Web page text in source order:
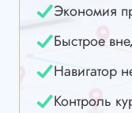
Экономия
Быстрое
Навигатор
Контроль